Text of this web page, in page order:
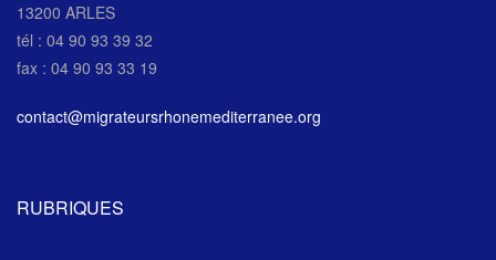
13200 ARLES
tél : 04 90 93 39 32
fax : 04 90 93 33 19
contact@migrateursrhonemediterranee.org
RUBRIQUES